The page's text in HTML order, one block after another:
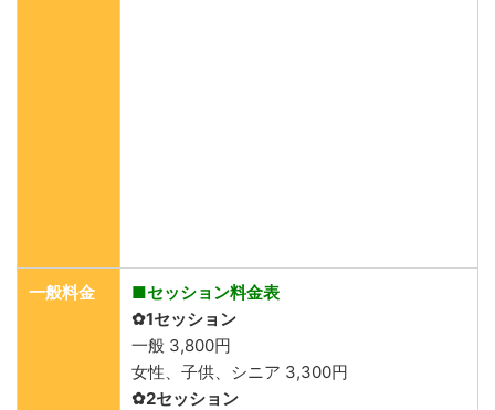
一般料金
■セッション料金表
✿1セッション
一般 3,800円
女性、子供、シニア 3,300円
✿2セッション